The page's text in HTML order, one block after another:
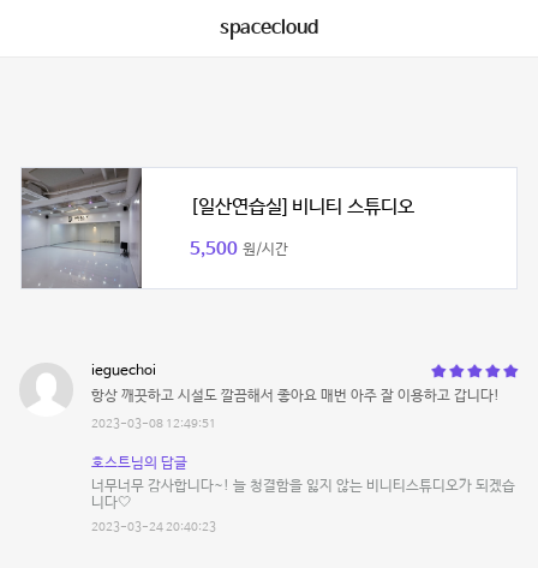
spacecloud
[일산연습실] 비니티 스튜디오
5,500 원/시간
ieguechoi
항상 깨끗하고 시설도 깔끔해서 좋아요 매번 아주 잘 이용하고 갑니다!
2023-03-08 12:49:51
호스트님의 답글
너무너무 감사합니다~! 늘 청결함을 잃지 않는 비니티스튜디오가 되겠습
니다🤍
2023-03-24 20:40:23